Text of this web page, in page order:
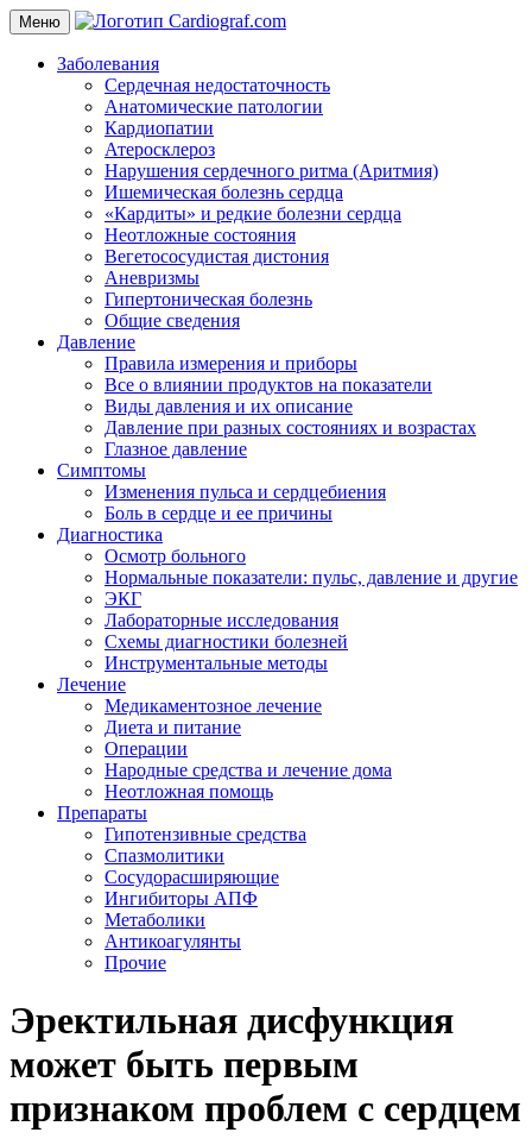
Меню
Заболевания
Сердечная недостаточность
Анатомические патологии
Кардиопатии
Атеросклероз
Нарушения сердечного ритма (Аритмия)
Ишемическая болезнь сердца
«Кардиты» и редкие болезни сердца
Неотложные состояния
Вегетососудистая дистония
Аневризмы
Гипертоническая болезнь
Общие сведения
Давление
Правила измерения и приборы
Все о влиянии продуктов на показатели
Виды давления и их описание
Давление при разных состояниях и возрастах
Глазное давление
Симптомы
Изменения пульса и сердцебиения
Боль в сердце и ее причины
Диагностика
Осмотр больного
Нормальные показатели: пульс, давление и другие
ЭКГ
Лабораторные исследования
Схемы диагностики болезней
Инструментальные методы
Лечение
Медикаментозное лечение
Диета и питание
Операции
Народные средства и лечение дома
Неотложная помощь
Препараты
Гипотензивные средства
Спазмолитики
Сосудорасширяющие
Ингибиторы АПФ
Метаболики
Антикоагулянты
Прочие
Эректильная дисфункция
может быть первым
признаком проблем с сердцем